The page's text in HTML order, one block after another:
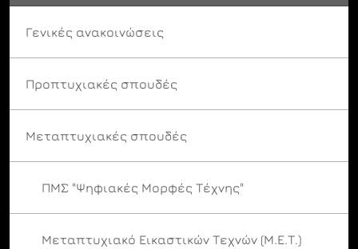
Γενικές ανακοινώσεις
Προπτυχιακές σπουδές
Μεταπτυχιακές σπουδές
ΠΜΣ "Ψηφιακές Μορφές Τέχνης"
Μεταπτυχιακό Εικαστικών Τεχνών (Μ.Ε.Τ.)